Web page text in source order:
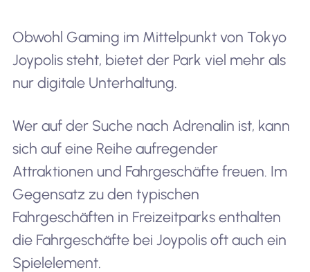
Obwohl Gaming im Mittelpunkt von Tokyo
Joypolis steht, bietet der Park viel mehr als
nur digitale Unterhaltung.
Wer auf der Suche nach Adrenalin ist, kann
sich auf eine Reihe aufregender
Attraktionen und Fahrgeschäfte freuen. Im
Gegensatz zu den typischen
Fahrgeschäften in Freizeitparks enthalten
die Fahrgeschäfte bei Joypolis oft auch ein
Spielelement.